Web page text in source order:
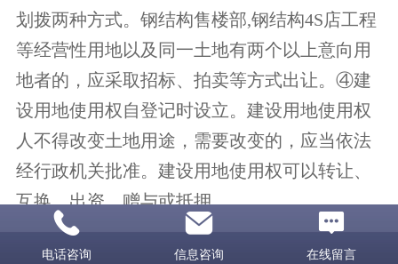
划拨两种方式。钢结构售楼部,钢结构4S店工程
等经营性用地以及同一土地有两个以上意向用
地者的，应采取招标、拍卖等方式出让。④建
设用地使用权自登记时设立。建设用地使用权
人不得改变土地用途，需要改变的，应当依法
经行政机关批准。建设用地使用权可以转让、
互换、出资、赠与或抵押。
钢结构厂房安装工程如图：
电话咨询 信息咨询 在线留言